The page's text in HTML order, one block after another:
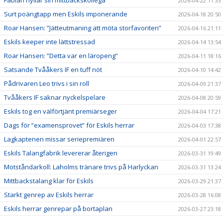
Surt poängtapp men Eskils imponerande 2026-04-18 20:50
Roar Hansen: ”Jätteutmaning att möta storfavoriten” 2026-04-16 21:11
Eskils keeper inte lättstressad 2026-04-14 13:54
Roar Hansen: ”Detta var en läropeng” 2026-04-11 18:16
Satsande Tvååkers IF en tuff nöt 2026-04-10 14:42
Pådrivaren Leo trivs i sin roll 2026-04-09 21:37
Tvååkers IF saknar nyckelspelare 2026-04-08 20:59
Eskils tog en välförtjänt premiärseger 2026-04-04 17:21
Dags för ”examensprovet” för Eskils herrar 2026-04-03 17:38
Lagkaptenen missar seriepremiären 2026-04-01 22:57
Eskils Talangfabrik levererar återigen 2026-03-31 19:49
Motståndarkoll: Laholms tränare trivs på Harlyckan 2026-03-31 13:24
Mittbackstalang klar för Eskils 2026-03-29 21:37
Starkt genrep av Eskils herrar 2026-03-28 16:08
Eskils herrar genrepar på bortaplan 2026-03-27 23:18